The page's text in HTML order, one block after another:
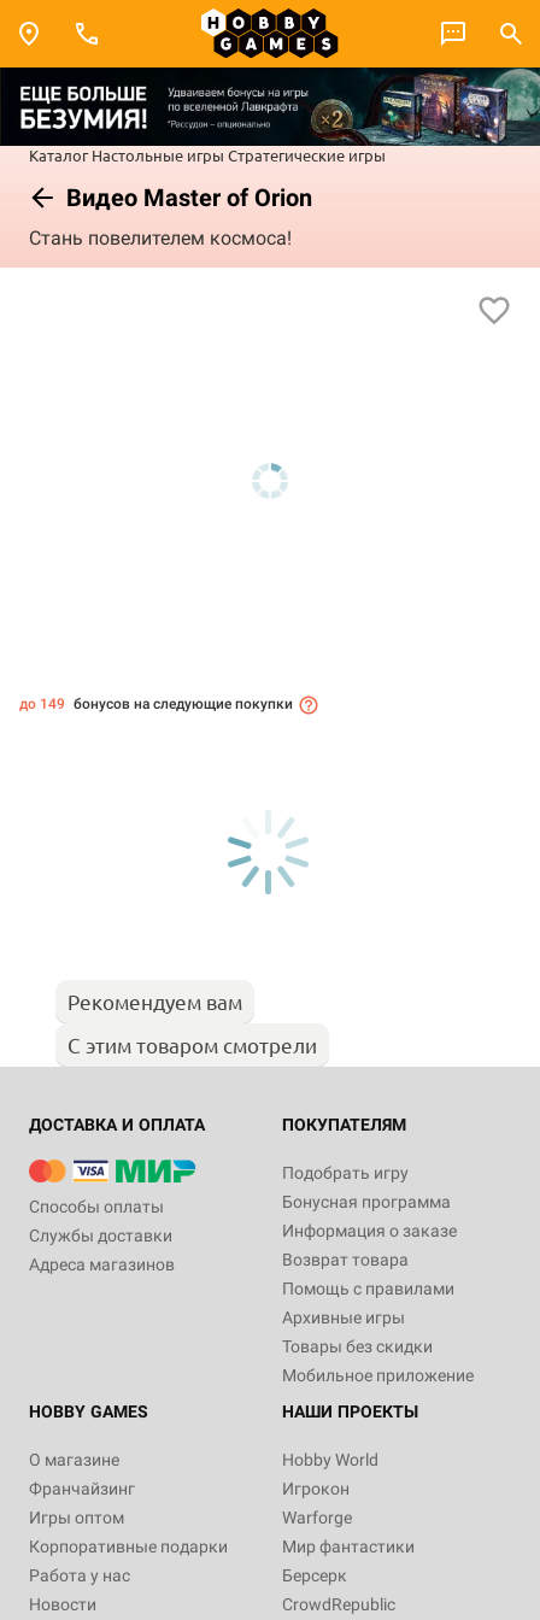
Каталог Настольные игры Стратегические игры
Видео Master of Orion
Стань повелителем космоса!
до 149 бонусов на следующие покупки
Рекомендуем вам
С этим товаром смотрели
ДОСТАВКА И ОПЛАТА
Способы оплаты
Службы доставки
Адреса магазинов
ПОКУПАТЕЛЯМ
Подобрать игру
Бонусная программа
Информация о заказе
Возврат товара
Помощь с правилами
Архивные игры
Товары без скидки
Мобильное приложение
HOBBY GAMES
О магазине
Франчайзинг
Игры оптом
Корпоративные подарки
Работа у нас
Новости
НАШИ ПРОЕКТЫ
Hobby World
Игрокон
Warforge
Мир фантастики
Берсерк
CrowdRepublic